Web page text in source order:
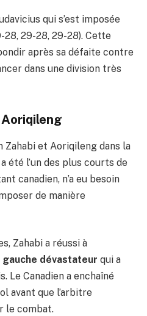
qui s’est imposée
28, 29-28, 29-28). Cette
après sa défaite contre
dans une division très
Zahabi et Aoriqileng dans la
été l’un des plus courts de
canadien, n’a eu besoin
de manière
Zahabi a réussi à
dévastateur qui a
Le Canadien a enchaîné
avant que l’arbitre
le combat.